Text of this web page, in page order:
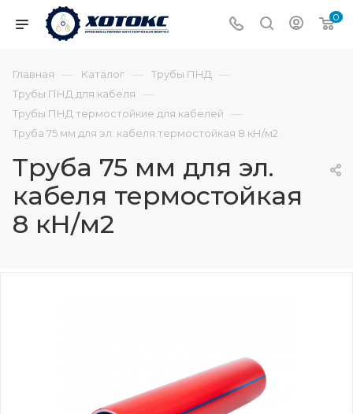
0
Главная — Каталог — Трубы ПНД —
Трубы ПНД для кабеля —
Трубы ПНД термостойкие для кабелей —
Труба 75 мм для эл. кабеля термостойкая 8 кН/м2
Труба 75 мм для эл.
кабеля термостойкая
8 кН/м2